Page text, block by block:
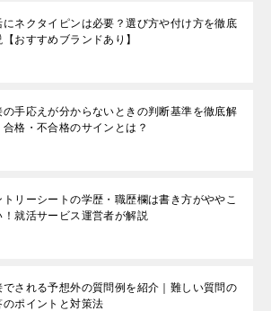
にネクタイピンは必要？選び方や付け方を徹底
【おすすめブランドあり】
の手応えが分からないときの判断基準を徹底解
合格・不合格のサインとは？
トリーシートの学歴・職歴欄は書き方がややこ
！就活サービス運営者が解説
でされる予想外の質問例を紹介｜難しい質問の
のポイントと対策法